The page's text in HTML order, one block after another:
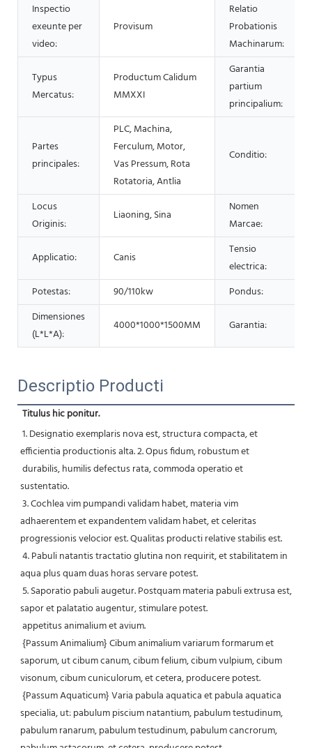
Inspectio
exeunte per
video:
Provisum
Relatio
Probationis
Machinarum:
Typus
Mercatus:
Productum Calidum
MMXXI
Garantia
partium
principalium:
Partes
principales:
PLC, Machina,
Ferculum, Motor,
Vas Pressum, Rota
Rotatoria, Antlia
Conditio:
Locus
Originis:
Liaoning, Sina
Nomen
Marcae:
Applicatio: Canis
Tensio
electrica:
Potestas:
90/110kw
Pondus:
Dimensiones
(L*L*A):
4000*1000*1500MM Garantia:
Descriptio Producti
Titulus hic ponitur.
1. Designatio exemplaris nova est, structura compacta, et
efficientia productionis alta. 2. Opus fidum, robustum et
sustentatio.
adhaerentem et expandentem validam habet, et celeritas
progressionis velocior est. Qualitas producti relative stabilis est.
aqua plus quam duas horas servare potest.
sapor et palatatio augentur, stimulare potest.
appetitus animalium et avium.
saporum, ut cibum canum, cibum felium, cibum vulpium, cibum
visonum, cibum cuniculorum, et cetera, producere potest.
specialia, ut: pabulum piscium natantium, pabulum testudinum,
pabulum ranarum, pabulum testudinum, pabulum cancrorum,